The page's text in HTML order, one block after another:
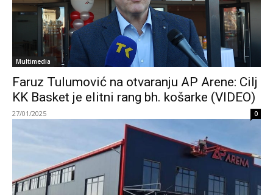
Multimedia
Faruz Tulumović na otvaranju AP Arene: Cilj
KK Basket je elitni rang bh. košarke (VIDEO)
27/01/2025 0